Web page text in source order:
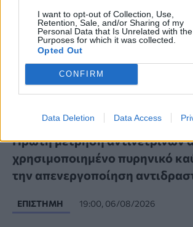
I want to opt-out of Collection, Use,
Retention, Sale, and/or Sharing of my
Personal Data that Is Unrelated with the
Purposes for which it was collected.
Opted Out
CONFIRM
Data Deletion Data Access
Πρώτη μέτρηση αντινετρίνων
χρησιμοποιημένο πυρηνικό
την απενεργοποίηση
ΕΠΙΣΤΉΜΗ 19:00, 06/08/2026